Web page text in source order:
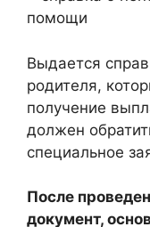
Выдается
родителя,
получение
должен
специальное
После
документ,